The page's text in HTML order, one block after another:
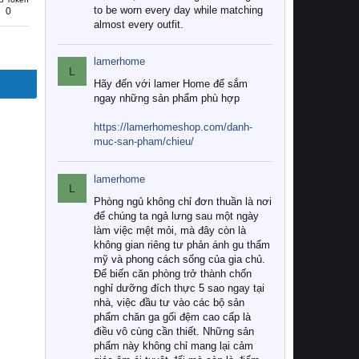
0
to be worn every day while matching
almost every outfit.
L
lamerhome
Hãy đến với lamer Home để sắm
ngay những sản phẩm phù hợp
https://lamerhomeshop.com/danh-
muc-san-pham/chieu/
L
lamerhome
Phòng ngủ không chỉ đơn thuần là nơi
để chúng ta ngả lưng sau một ngày
làm việc mệt mỏi, mà đây còn là
không gian riêng tư phản ánh gu thẩm
mỹ và phong cách sống của gia chủ.
Để biến căn phòng trở thành chốn
nghỉ dưỡng đích thực 5 sao ngay tại
nhà, việc đầu tư vào các bộ sản
phẩm chăn ga gối đệm cao cấp là
điều vô cùng cần thiết. Những sản
phẩm này không chỉ mang lại cảm